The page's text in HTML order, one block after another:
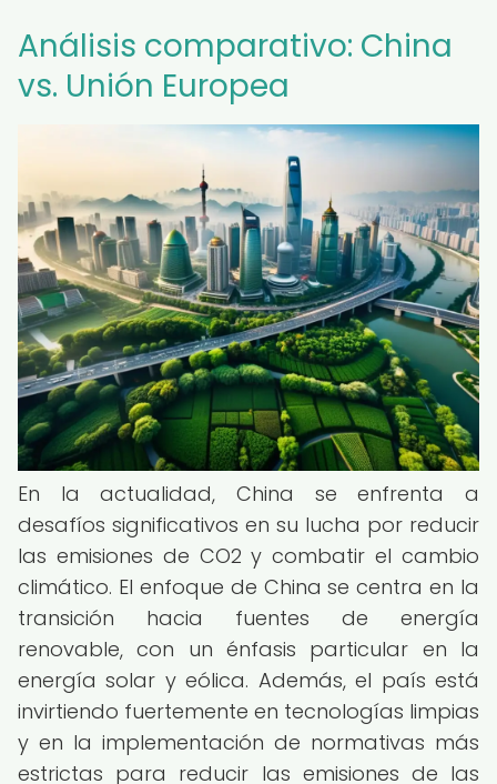
Análisis comparativo: China
vs. Unión Europea
En la actualidad, China se enfrenta a
desafíos significativos en su lucha por reducir
las emisiones de CO2 y combatir el cambio
climático. El enfoque de China se centra en la
transición hacia fuentes de energía
renovable, con un énfasis particular en la
energía solar y eólica. Además, el país está
invirtiendo fuertemente en tecnologías limpias
y en la implementación de normativas más
estrictas para reducir las emisiones de las